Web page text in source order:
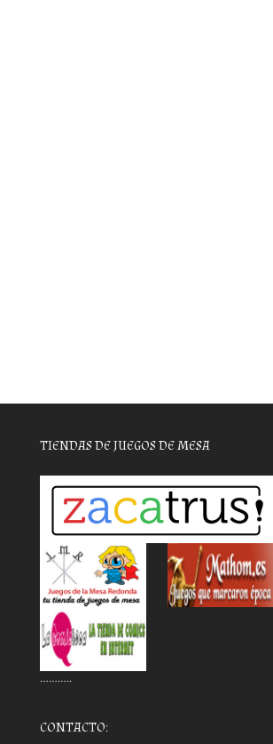
TIENDAS DE JUEGOS DE MESA
………..
CONTACTO: